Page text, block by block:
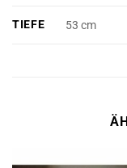
TIEFE 53 cm